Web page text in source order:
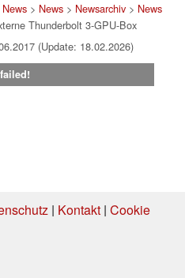
> News> Newsarchiv> News
Thunderbolt 3-GPU-Box
(Update: 18.02.2026)
| Kontakt| Cookie